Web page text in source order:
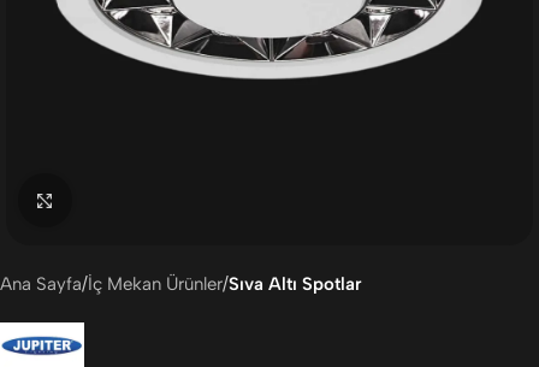
Ana Sayfa İç Mekan Ürünler Sıva Altı Spotlar